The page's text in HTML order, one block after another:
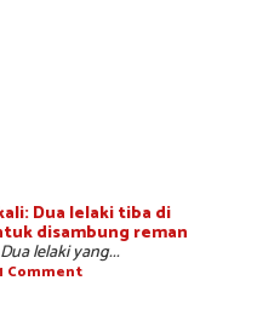
Dua lelaki tiba di
disambung reman
lelaki yang...
Comment